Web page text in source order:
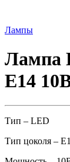
Лампы
Лампа
Е14
Тип – LED
Тип цоколя –